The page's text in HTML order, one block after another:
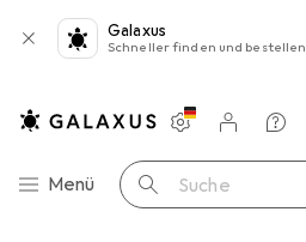
Galaxus
Schneller finden und bestellen
Navigation nach Kategorien
Menü Suche
Einstellungen
Kundenkonto
Vergleichslisten
Merklisten
Warenkorb